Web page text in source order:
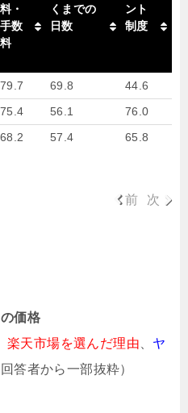
料・
手数
料
くまでの
日数
ント
制度
79.7 69.8
44.6
75.4 56.1
76.0
68.2 57.4 65.8
前 次
価格
楽天市場を選んだ理由
ヤ
回答者から一部抜粋）